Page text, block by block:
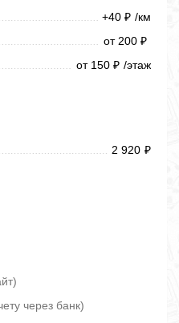
+40 ₽ /км
от 200 ₽
от 150 ₽ /этаж
2 920 ₽
через банк)